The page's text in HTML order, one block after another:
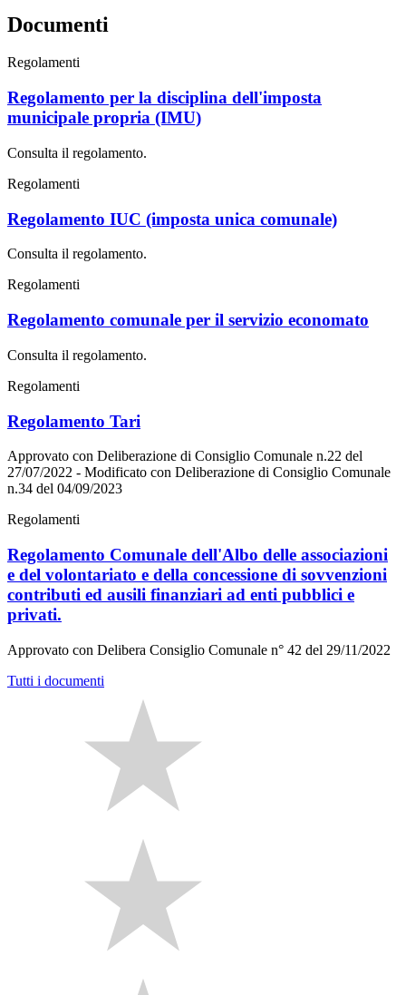
Documenti
Regolamenti
Regolamento per la disciplina dell'imposta
municipale propria (IMU)
Consulta il regolamento.
Regolamenti
Regolamento IUC (imposta unica comunale)
Consulta il regolamento.
Regolamenti
Regolamento comunale per il servizio economato
Consulta il regolamento.
Regolamenti
Regolamento Tari
Approvato con Deliberazione di Consiglio Comunale n.22 del
27/07/2022 - Modificato con Deliberazione di Consiglio Comunale
n.34 del 04/09/2023
Regolamenti
Regolamento Comunale dell'Albo delle associazioni
e del volontariato e della concessione di sovvenzioni
contributi ed ausili finanziari ad enti pubblici e
privati.
Approvato con Delibera Consiglio Comunale n° 42 del 29/11/2022
Tutti i documenti